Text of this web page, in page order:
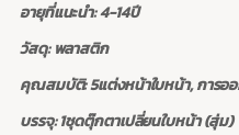
อายุที่แนะนำ: 4-14ปี
วัสดุ: พลาสติก
คุณสมบัติ: 5แต่งหน้าใบหน้า, การอ
บรรจุ: 1ชุดตุ๊กตาเปลี่ยนใบหน้า (สุ่ม)